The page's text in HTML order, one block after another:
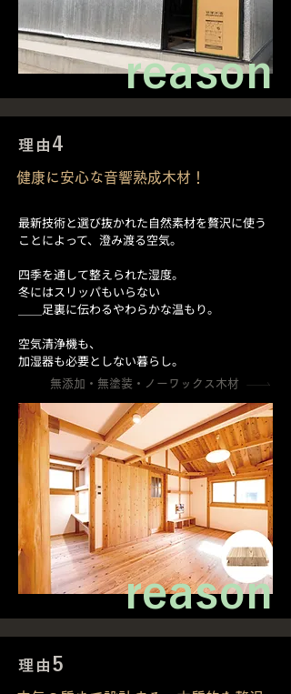
reason
理由 4
健康に安心な音響熟成木材！
最新技術と選び抜かれた自然素材を贅沢に使う
ことによって、澄み渡る空気。
四季を通して整えられた湿度。
冬にはスリッパもいらない
＿＿足裏に伝わるやわらかな温もり。
空気清浄機も、
加湿器も必要としない暮らし。
無添加・無塗装・ノーワックス木材
reason
理由 5